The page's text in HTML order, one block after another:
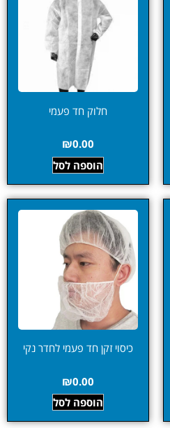
חלוק חד פעמי
₪0.00
הוספה לסל
כיסוי זקן חד פעמי לחדר נקי
₪0.00
הוספה לסל